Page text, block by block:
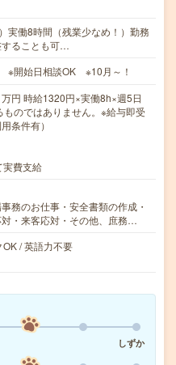
実働8時間（残業少なめ！）勤務
することも可…
※開始日相談OK ※10月～！
円 時給1320円×実働8h×週5日
のではありません。※給与即受
条件有）
実費支給
務のお仕事・安全書類の作成・
・来客応対・その他、庶務…
/ 英語力不要
しずか